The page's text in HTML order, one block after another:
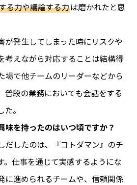
る力や議論する力は磨かれたと思
が発生してしまった時にリスクや
考えながら対応することは結構得
場で他チームのリーダーなどから
普段の業務においても会話をする
。
を持ったのはいつ頃ですか？
だしたのは、『コトダマン』のチ
。仕事を通じて実感するようにな
に進められるチームや、信頼関係